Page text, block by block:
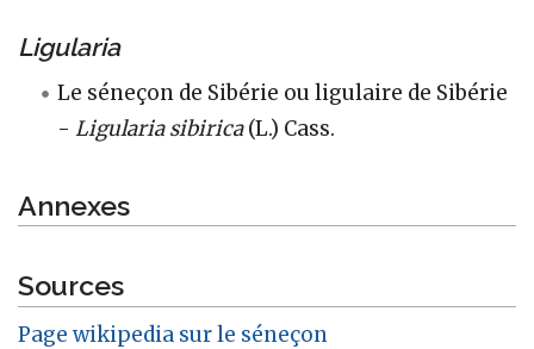
Ligularia
Le séneçon de Sibérie ou ligulaire de Sibérie
-Ligularia sibirica(L.) Cass.
Annexes
Sources
Page wikipedia sur le séneçon